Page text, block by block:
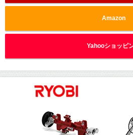
Amazon
Yahooショッピ